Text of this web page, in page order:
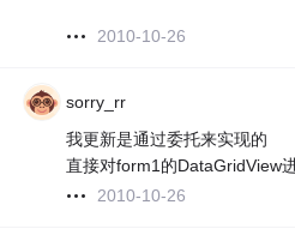
2010-10-26
sorry_rr
我更新是通过委托来实现的
直接对form1的DataGridView
2010-10-26